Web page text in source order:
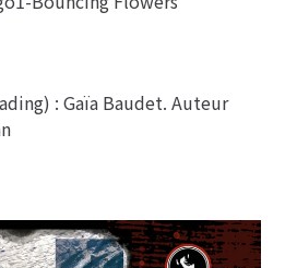
: Gaïa Baudet. Auteur